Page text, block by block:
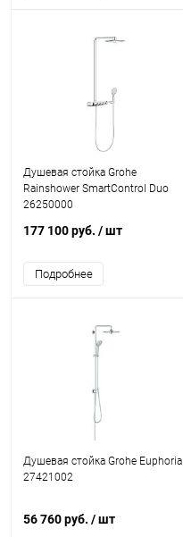
Душевая стойка Grohe
Rainshower SmartControl Duo
26250000
177 100 руб. / шт
Подробнее
Душевая стойка Grohe Euphoria
27421002
56 760 руб. / шт